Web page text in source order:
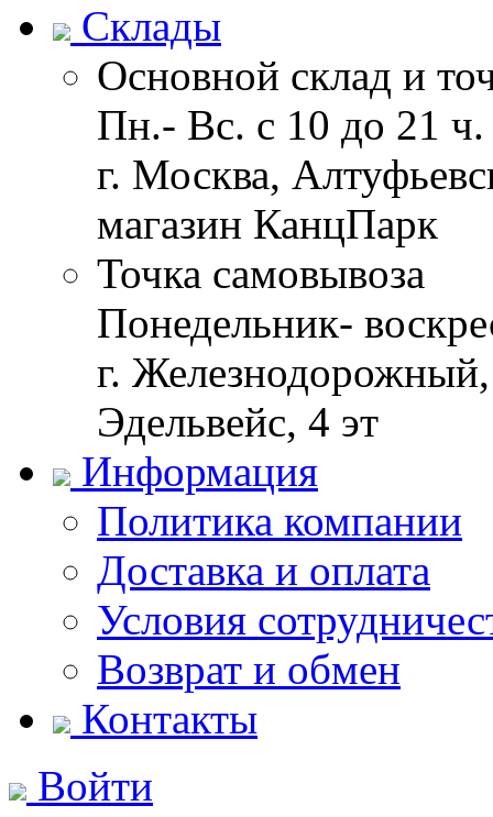
Склады
Основной склад и
Пн.- Вс. с 10 до 21 ч.
г. Москва,
магазин КанцПарк
Точка самовывоза
Понедельник-
г.
Эдельвейс, 4 эт
Информация
Политика компании
Доставка и оплата
Условия
Возврат и обмен
Контакты
Войти